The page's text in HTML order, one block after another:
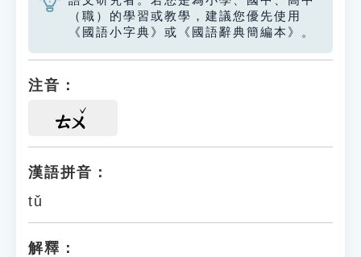
（職）的學習或教學，建議您優先使用
《國語小字典》或《國語辭典簡編本》。
注音：
ㄊㄨ
漢語拼音：
tǔ
解釋：